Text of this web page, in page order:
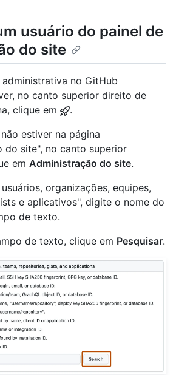
usuário do painel de
do site
administrativa no GitHub
no canto superior direito de
clique em
.
estiver na página
do site", no canto superior
em Administração do site.
organizações, equipes,
e aplicativos", digite o nome do
de texto.
de texto, clique em Pesquisar.